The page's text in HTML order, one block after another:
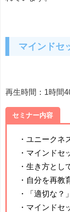
マインドセ
再生時間：1時間
セミナー内容
・ユニークネ
・マインドセ
・生き方とし
・自分を再教
・「適切な？
・マインドセ